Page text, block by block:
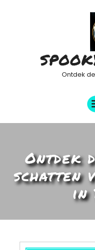
Ontdek
Ontdek
schatten
in